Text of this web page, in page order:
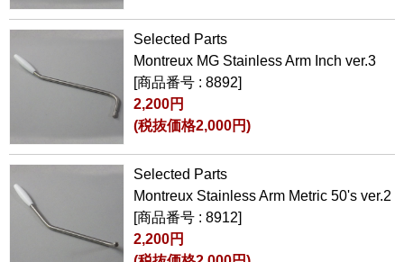
Selected Parts
Montreux MG Stainless Arm Inch ver.3
[商品番号 : 8892]
2,200円
(税抜価格2,000円)
Selected Parts
Montreux Stainless Arm Metric 50's ver.2
[商品番号 : 8912]
2,200円